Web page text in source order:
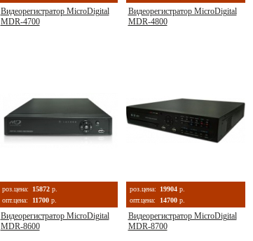
Видеорегистратор MicroDigital
MDR-4700
Видеорегистратор MicroDigital
MDR-4800
роз.цена: 15872 р.
опт.цена:
11700 р.
Видеорегистратор MicroDigital
MDR-8600
роз.цена: 19904 р.
опт.цена:
14700 р.
Видеорегистратор MicroDigital
MDR-8700